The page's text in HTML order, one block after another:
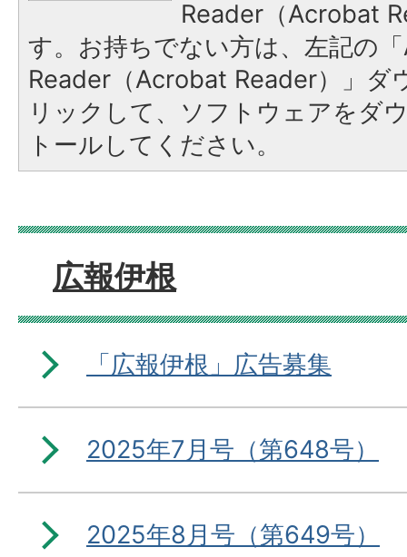
Reader（Acrobat
す。お持ちでない方は、左記の
Reader（Acrobat Reader）」ダ
リックして、ソフトウェアをダ
トールしてください。
広報伊根
「広報伊根」広告募集
2025年7月号（第648号）
2025年8月号（第649号）